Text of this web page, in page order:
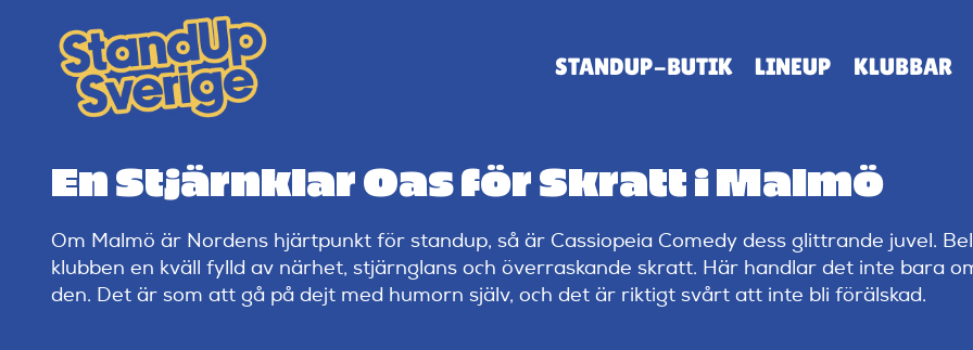
content
STANDUP-BUTIK LINEUP KLUBBAR
En Stjärnklar Oas för Skratt i Malmö
Om Malmö är Nordens hjärtpunkt för standup, så är Cassiopeia Comedy dess glittrande juvel.
klubben en kväll fylld av närhet, stjärnglans och överraskande skratt. Här handlar det inte bara
den. Det är som att gå på dejt med humorn själv, och det är riktigt svårt att inte bli förälskad.